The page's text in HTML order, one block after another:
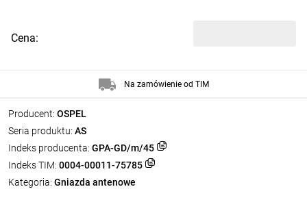
Producent: OSPEL
Seria produktu: AS
Indeks producenta: GPA-GD/m/45
Indeks TIM: 0004-00011-75785
Kategoria: Gniazda antenowe
Cena:
Na zamówienie od TIM